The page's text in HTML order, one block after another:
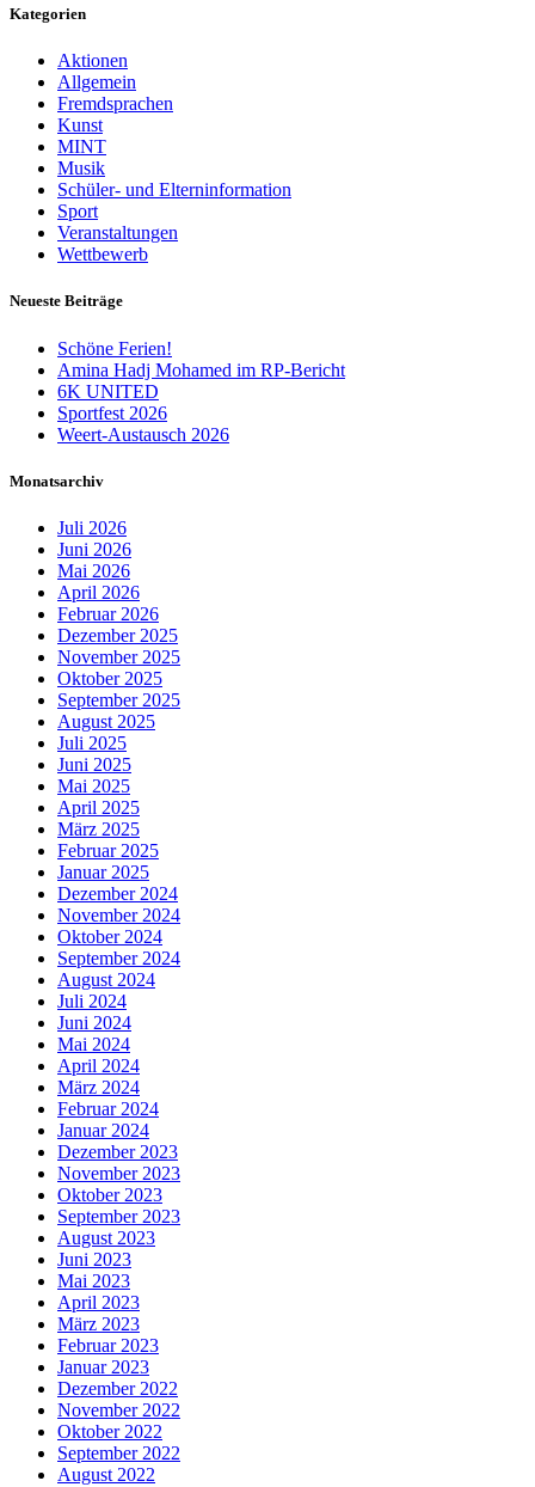
Kategorien
Aktionen
Allgemein
Fremdsprachen
Kunst
MINT
Musik
Schüler- und Elterninformation
Sport
Veranstaltungen
Wettbewerb
Neueste Beiträge
Schöne Ferien!
Amina Hadj Mohamed im RP-Bericht
6K UNITED
Sportfest 2026
Weert-Austausch 2026
Monatsarchiv
Juli 2026
Juni 2026
Mai 2026
April 2026
Februar 2026
Dezember 2025
November 2025
Oktober 2025
September 2025
August 2025
Juli 2025
Juni 2025
Mai 2025
April 2025
März 2025
Februar 2025
Januar 2025
Dezember 2024
November 2024
Oktober 2024
September 2024
August 2024
Juli 2024
Juni 2024
Mai 2024
April 2024
März 2024
Februar 2024
Januar 2024
Dezember 2023
November 2023
Oktober 2023
September 2023
August 2023
Juni 2023
Mai 2023
April 2023
März 2023
Februar 2023
Januar 2023
Dezember 2022
November 2022
Oktober 2022
September 2022
August 2022